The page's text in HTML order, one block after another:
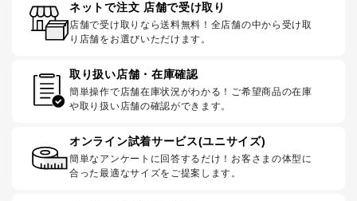
ネットで注文 店舗で受け取り
店舗で受け取りなら送料無料！全店舗の中から受け取
り店舗をお選びいただけます。
取り扱い店舗・在庫確認
簡単操作で店舗在庫状況がわかる！ご希望商品の在庫
や取り扱い店舗の確認ができます。
オンライン試着サービス(ユニサイズ)
簡単なアンケートに回答するだけ！お客さまの体型に
合った最適なサイズをご提案します。